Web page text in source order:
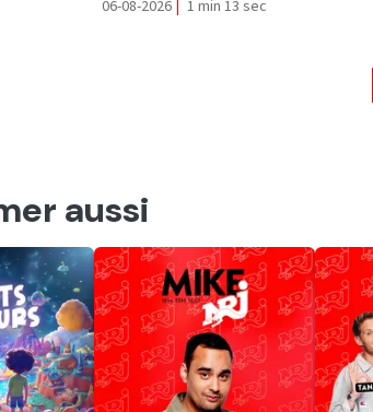
06-08-2026 | 1 min 13 sec
aussi